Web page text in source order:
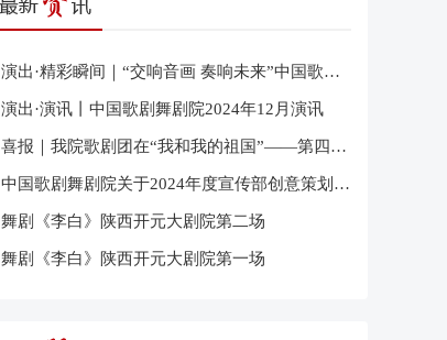
演出·精彩瞬间｜“交响音画 奏响未来”中国歌剧舞剧院交响音乐会在雄安上演
演出·演讯丨中国歌剧舞剧院2024年12月演讯
喜报｜我院歌剧团在“我和我的祖国”——第四届优秀网络短视频大赛中荣获三项大奖
中国歌剧舞剧院关于2024年度宣传部创意策划复试有关事项的通知
舞剧《李白》陕西开元大剧院第二场
舞剧《李白》陕西开元大剧院第一场